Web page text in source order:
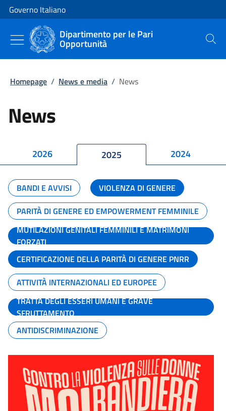
Vai al contenuto
Vai alla navigazione del sito
Governo Italiano
Dipartimento per le Pari
Opportunità Cerca
Homepage / News e media / News
News
2026 2025 2024
BANDI E AVVISI
VIOLENZA DI GENERE
PARITÀ DI GENERE ED EMPOWERMENT FEMMINILE
MUTILAZIONI GENITALI FEMMINILI E MATRIMONI
FORZATI
CERTIFICAZIONE DELLA PARITÀ DI GENERE PNRR
ATTIVITÀ INTERNAZIONALI ED EUROPEE
TRATTA DEGLI ESSERI UMANI E GRAVE
SFRUTTAMENTO
ANTIDISCRIMINAZIONE